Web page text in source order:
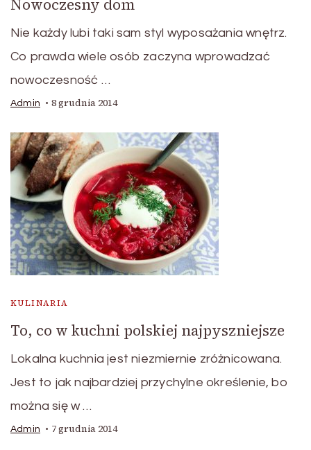
Nowoczesny dom
Nie każdy lubi taki sam styl wyposażania wnętrz.
Co prawda wiele osób zaczyna wprowadzać
nowoczesność …
Admin 8 grudnia 2014
KULINARIA
To, co w kuchni polskiej najpyszniejsze
Lokalna kuchnia jest niezmiernie zróżnicowana.
Jest to jak najbardziej przychylne określenie, bo
można się w …
Admin 7 grudnia 2014